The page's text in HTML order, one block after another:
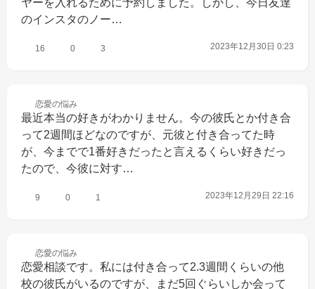
ヤーを入れるために予約しました。しかし、今日友達
のインスタのノー…
16 0 3 2023年12月30日 0:23
恋愛の悩み
最近本当の好きがわかりません。今の彼氏とか付き合
って2週間ほどなのですが、元彼と付き合ってた時
が、今までで1番好きだったと言えるくらい好きだっ
たので、今彼に対す…
9 0 1 2023年12月29日 22:16
恋愛の悩み
恋愛相談です。私には付き合って2.3週間くらいの他
校の彼氏がいるのですが、まだ5回ぐらいしか会って